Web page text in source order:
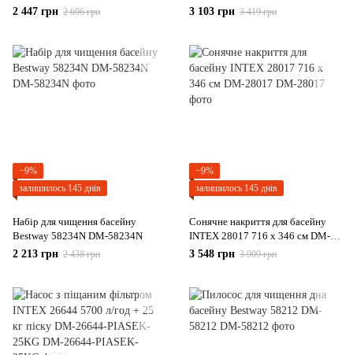
2 447 грн 2 696 грн
3 103 грн 3 419 грн
−9%
залишилось 145 днів
Набір для чищення басейну
Bestway 58234N DM-58234N
2 213 грн 2 438 грн
−9%
залишилось 145 днів
Сонячне накриття для басейну
INTEX 28017 716 x 346 см DM-
28017
3 548 грн 3 909 грн